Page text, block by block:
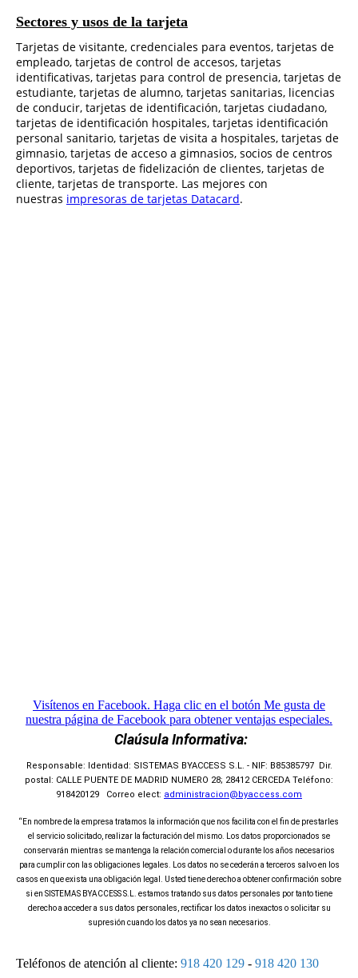
Sectores y usos de la tarjeta
Tarjetas de visitante, credenciales para eventos, tarjetas de
empleado, tarjetas de control de accesos, tarjetas
identificativas, tarjetas para control de presencia, tarjetas de
estudiante, tarjetas de alumno, tarjetas sanitarias, licencias
de conducir, tarjetas de identificación, tarjetas ciudadano,
tarjetas de identificación hospitales, tarjetas identificación
personal sanitario, tarjetas de visita a hospitales, tarjetas de
gimnasio, tarjetas de acceso a gimnasios, socios de centros
deportivos, tarjetas de fidelización de clientes, tarjetas de
cliente, tarjetas de transporte. Las mejores con
nuestras impresoras de tarjetas Datacard.
Visítenos en Facebook. Haga clic en el botón Me gusta de
nuestra página de Facebook para obtener ventajas especiales.
Claúsula Informativa:
Responsable: Identidad: SISTEMAS BYACCESS S.L. - NIF: B85385797 Dir.
postal: CALLE PUENTE DE MADRID NUMERO 28; 28412 CERCEDA Teléfono:
918420129 Correo elect: administracion@byaccess.com
“En nombre de la empresa tratamos la información que nos facilita con el fin de prestarles
el servicio solicitado, realizar la facturación del mismo. Los datos proporcionados se
conservarán mientras se mantenga la relación comercial o durante los años necesarios
para cumplir con las obligaciones legales. Los datos no se cederán a terceros salvo en los
casos en que exista una obligación legal. Usted tiene derecho a obtener confirmación sobre
si en SISTEMAS BYACCESS S.L. estamos tratando sus datos personales por tanto tiene
derecho a acceder a sus datos personales, rectificar los datos inexactos o solicitar su
supresión cuando los datos ya no sean necesarios.
Teléfonos de atención al cliente: 918 420 129 - 918 420 130